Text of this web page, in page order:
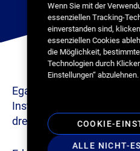
Egal, ob Sie mit digitalen
Installationen,
dreien arbeiten, wir
Wenn Sie mit der
essenziellen Tracking-
einverstanden sind,
essenziellen Cookies
die Möglichkeit,
Technologien durch
Einstellungen“ abzulehnen.
COOKIE-
ALLE NICHT-